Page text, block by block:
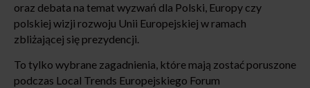
oraz debata na temat wyzwań dla Polski, Europy czy
polskiej wizji rozwoju Unii Europejskiej w ramach
zbliżającej się prezydencji.
To tylko wybrane zagadnienia, które mają zostać poruszone
podczas Local Trends Europejskiego Forum